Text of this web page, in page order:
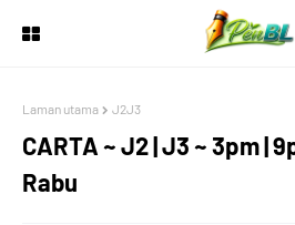
Laman utama J2J3
CARTA ~ J2 | J3 ~ 3pm |
Rabu
6
2
3
1